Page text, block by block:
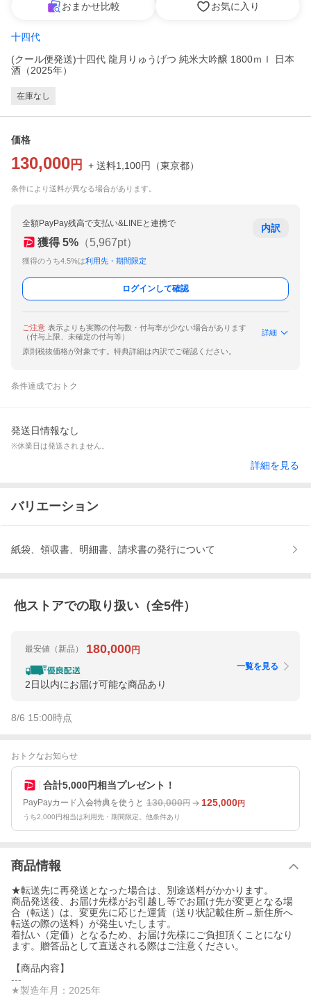
おまかせ比較 お気に入り
十四代
(クール便発送)十四代 龍月りゅうげつ 純米大吟醸 1800ｍｌ 日本
酒（2025年）
在庫なし
価格
130,000 円 + 送料1,100円 （東京都）
条件により送料が異なる場合があります。
全額PayPay残高で支払い&LINEと連携で
獲得 5% （5,967pt）
獲得のうち4.5%は利用先・期間限定
内訳
ログインして確認
ご注意 表示よりも実際の付与数・付与率が少ない場合があります
（付与上限、未確定の付与等）
詳細
原則税抜価格が対象です。特典詳細は内訳でご確認ください。
条件達成でおトク
発送日情報なし
※休業日は発送されません。
詳細を見る
バリエーション
紙袋、領収書、明細書、請求書の発行について
他ストアでの取り扱い（全5件）
最安値 （新品） 180,000円
2日以内にお届け可能な商品あり
一覧を見る
8/6 15:00時点
おトクなお知らせ
合計5,000円相当プレゼント！
PayPayカード入会特典を使うと 130,000円 125,000円
うち2,000円相当は利用先・期間限定。他条件あり
商品情報
★転送先に再発送となった場合は、別途送料がかかります。
商品発送後、お届け先様がお引越し等でお届け先が変更となる場
合（転送）は、変更先に応じた運賃（送り状記載住所→新住所へ
転送の際の送料）が発生いたします。
着払い（定価）となるため、お届け先様にご負担頂くことになり
ます。贈答品として直送される際はご注意ください。
【商品内容】
---
★製造年月：2025年